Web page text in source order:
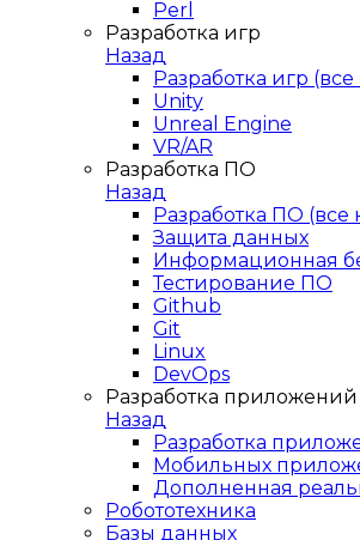
Perl
Разработка игр
Назад
Разработка игр
Unity
Unreal Engine
VR/AR
Разработка ПО
Назад
Разработка ПО (все
Защита данных
Информационная
Тестирование ПО
Github
Git
Linux
DevOps
Разработка приложений
Назад
Разработка
Мобильных
Дополненная
Робототехника
Базы данных